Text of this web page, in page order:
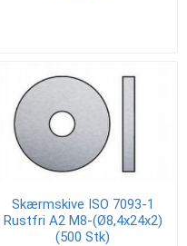
Skærmskive ISO 7093-1
Rustfri A2 M8-(Ø8,4x24x2)
(500 Stk)